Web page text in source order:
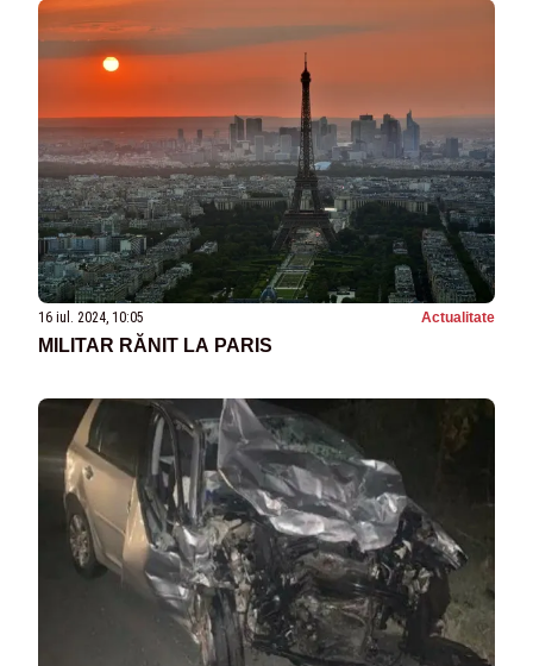
16 iul. 2024, 10:05 Actualitate
MILITAR RĂNIT LA PARIS